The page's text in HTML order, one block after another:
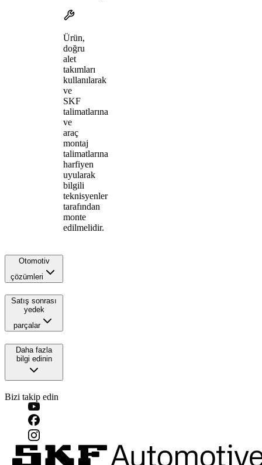
Ürün,
doğru
alet
takımları
kullanılarak
ve
SKF
talimatlarına
ve
araç
montaj
talimatlarına
harfiyen
uyularak
bilgili
teknisyenler
tarafından
monte
edilmelidir.
Otomotiv
çözümleri
Satış sonrası
yedek
parçalar
Daha fazla
bilgi edinin
Bizi takip edin